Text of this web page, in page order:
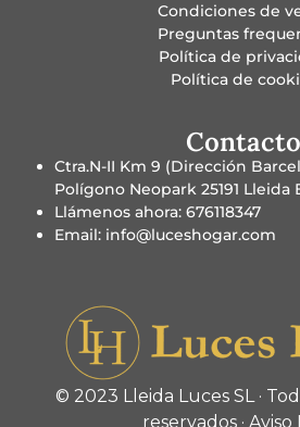
Condiciones de
Preguntas
Política de
Política de
Contacto
Ctra.N-II Km 9 (Dirección
Polígono Neopark 25191 Lleida
Llámenos ahora: 676118347
Email: info@luceshogar.com
© 2023 Lleida Luces SL ·
reservados · Aviso